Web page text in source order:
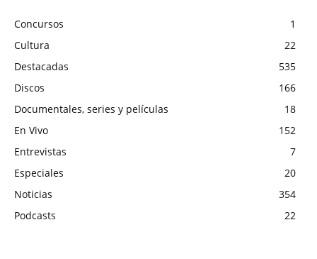
Concursos
1
Cultura
22
Destacadas
535
Discos
166
Documentales, series y películas
18
En Vivo
152
Entrevistas
7
Especiales
20
Noticias
354
Podcasts
22